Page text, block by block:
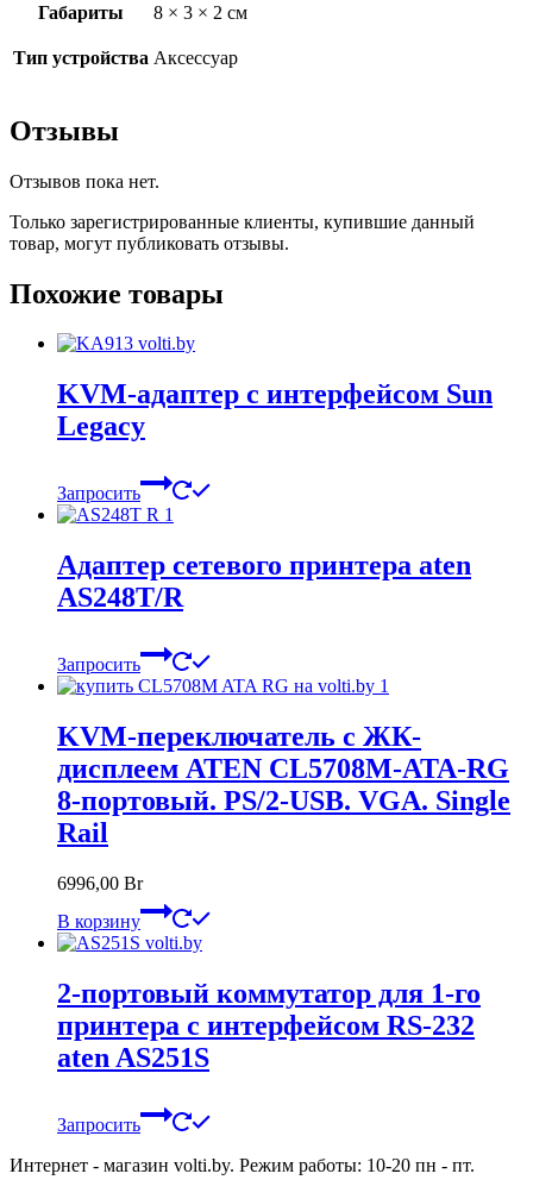
Габариты
8 × 3 × 2 см
Тип устройства Аксессуар
Отзывы
Отзывов пока нет.
Только зарегистрированные клиенты, купившие данный
товар, могут публиковать отзывы.
Похожие товары
KVM-адаптер с интерфейсом Sun
Legacy
Запросить
Адаптер сетевого принтера aten
AS248T/R
Запросить
KVM-переключатель с ЖК-
дисплеем ATEN CL5708M-ATA-RG
8-портовый. PS/2-USB. VGA. Single
Rail
6996,00 Br
В корзину
2-портовый коммутатор для 1-го
принтера с интерфейсом RS-232
aten AS251S
Запросить
Интернет - магазин volti.by. Режим работы: 10-20 пн - пт.